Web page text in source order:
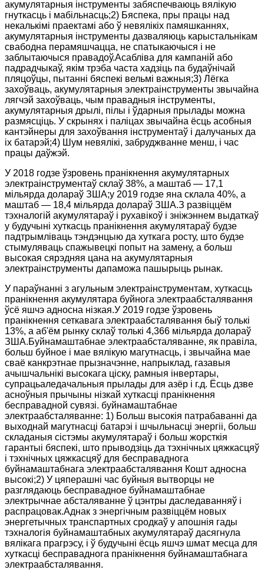
акумулятарныя інструменты забяспечваюць вялікую
гнуткасць і мабільнасць;2) Бяспека, пры працы над
некалькімі праектамі або ў невялікіх памяшканнях,
акумулятарныя інструменты дазваляюць карыстальнікам
свабодна перамяшчацца, не спатыкаючыся і не
заблытаючыся правадоў.Асабліва для кампаній або
падрадчыкаў, якім трэба часта хадзіць па будаўнічай
пляцоўцы, пытанні бяспекі вельмі важныя;3) Лёгка
захоўваць, акумулятарныя электраінструменты звычайна
лягчэй захоўваць, чым правадныя інструменты,
акумулятарныя дрылі, пілы і ўдарныя прылады можна
размясціць. У скрынях і паліцах звычайна ёсць асобныя
кантэйнеры для захоўвання інструментаў і далучаных да
іх батарэй;4) Шум невялікі, забруджванне менш, і час
працы даўжэй.
У 2018 годзе ўзровень пранікнення акумулятарных
электраінструментаў склаў 38%, а маштаб — 17,1
мільярда долараў ЗША;у 2019 годзе яна склала 40%, а
маштаб — 18,4 мільярда долараў ЗША.З развіццём
тэхналогій акумулятараў і рухавікоў і зніжэннем выдаткаў
у будучыні хуткасць пранікнення акумулятараў будзе
падтрымліваць тэндэнцыю да хуткага росту, што будзе
стымуляваць спажывецкі попыт на замену, а больш
высокая сярэдняя цана на акумулятарныя
электраінструменты дапаможа пашырыць рынак.
У параўнанні з агульным электраінструментам, хуткасць
пранікнення акумулятара буйнога электраабсталявання
ўсё яшчэ адносна нізкая.У 2019 годзе ўзровень
пранікнення сеткавага электраабсталявання быў толькі
13%, а аб'ём рынку склаў толькі 4,366 мільярда долараў
ЗША.Буйнамаштабнае электраабсталяванне, як правіла,
больш буйное і мае вялікую магутнасць, і звычайна мае
сваё канкрэтнае прызначэнне, напрыклад, газавыя
ачышчальнікі высокага ціску, рамныя інвертары,
супрацьаледачальныя прылады для азёр і г.д. Ёсць дзве
асноўныя прычыны нізкай хуткасці пранікнення
бесправадной сувязі. буйнамаштабнае
электраабсталяванне: 1) Больш высокія патрабаванні да
выходнай магутнасці батарэі і шчыльнасці энергіі, больш
складаныя сістэмы акумулятараў і больш жорсткія
гарантыі бяспекі, што прыводзіць да тэхнічных цяжкасцяў
і тэхнічных цяжкасцяў для бесправаднога
буйнамаштабнага электраабсталявання Кошт адносна
высокі;2) У цяперашні час буйныя вытворцы не
разглядаюць бесправадное буйнамаштабнае
электрычнае абсталяванне ў цэнтры даследаванняў і
распрацовак.Аднак з энергічным развіццём новых
энергетычных транспартных сродкаў у апошнія гады
тэхналогія буйнамаштабных акумулятараў дасягнула
вялікага прагрэсу, і ў будучыні ёсць яшчэ шмат месца для
хуткасці бесправаднога пранікнення буйнамаштабнага
электраабсталявання.